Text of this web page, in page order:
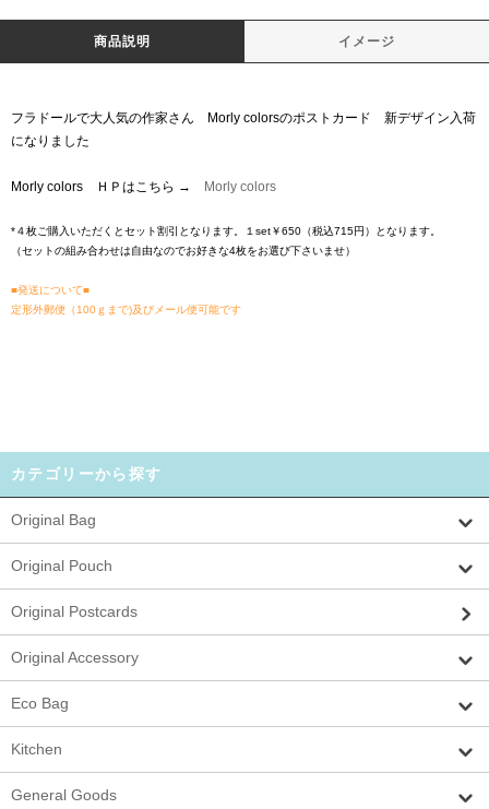
商品説明 イメージ
フラドールで大人気の作家さん Morly colorsのポストカード 新デザイン入荷
になりました
Morly colors ＨＰはこちら → Morly colors
*４枚ご購入いただくとセット割引となります。１set￥650（税込715円）となります。
（セットの組み合わせは自由なのでお好きな4枚をお選び下さいませ）
■発送について■
定形外郵便（100ｇまで)及びメール便可能です
カテゴリーから探す
Original Bag
Original Pouch
Original Postcards
Original Accessory
Eco Bag
Kitchen
General Goods